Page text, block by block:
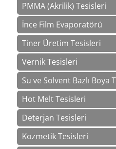
PMMA (Akrilik) Tesisleri
İnce Film Evaporatörü
Tiner Üretim Tesisleri
Vernik Tesisleri
Su ve Solvent Bazlı Boya
Hot Melt Tesisleri
Deterjan Tesisleri
Kozmetik Tesisleri